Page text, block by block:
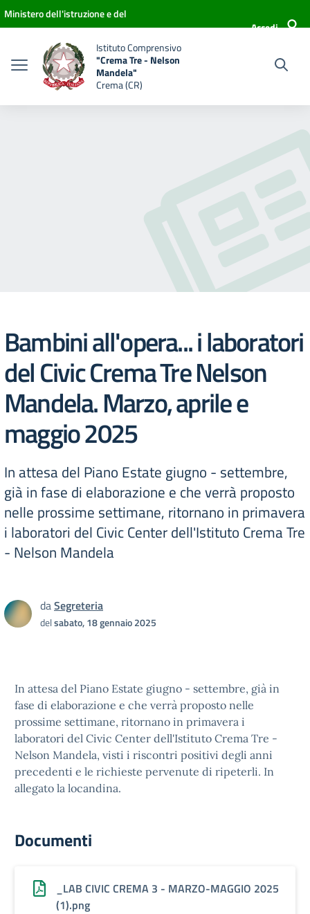
Vai ai contenuti
Vai al menu di navigazione
Vai al footer
Ministero dell'istruzione e del
Accedi
Istituto Comprensivo
"Crema Tre - Nelson
Mandela"
Crema (CR)
Bambini all'opera... i laboratori
del Civic Crema Tre Nelson
Mandela. Marzo, aprile e
maggio 2025
In attesa del Piano Estate giugno - settembre,
già in fase di elaborazione e che verrà proposto
nelle prossime settimane, ritornano in primavera
i laboratori del Civic Center dell'Istituto Crema Tre
- Nelson Mandela
daSegreteria
delsabato, 18 gennaio 2025
In attesa del Piano Estate giugno - settembre, già in
fase di elaborazione e che verrà proposto nelle
prossime settimane, ritornano in primavera i
laboratori del Civic Center dell'Istituto Crema Tre -
Nelson Mandela, visti i riscontri positivi degli anni
precedenti e le richieste pervenute di ripeterli. In
allegato la locandina.
Documenti
_LAB CIVIC CREMA 3 - MARZO-MAGGIO 2025
(1).png